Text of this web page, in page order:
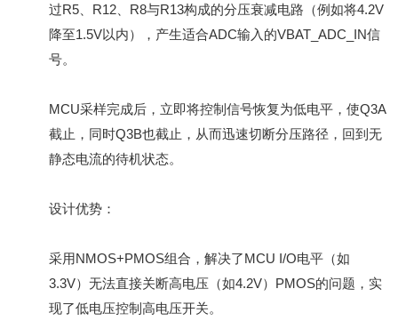
过R5、R12、R8与R13构成的分压衰减电路（例如将4.2V
降至1.5V以内），产生适合ADC输入的VBAT_ADC_IN信
号。
MCU采样完成后，立即将控制信号恢复为低电平，使Q3A
截止，同时Q3B也截止，从而迅速切断分压路径，回到无
静态电流的待机状态。
设计优势：
采用NMOS+PMOS组合，解决了MCU I/O电平（如
3.3V）无法直接关断高电压（如4.2V）PMOS的问题，实
现了低电压控制高电压开关。